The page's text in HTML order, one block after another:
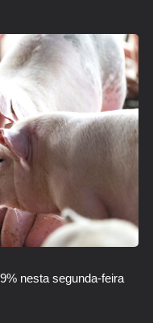
nesta segunda-feira